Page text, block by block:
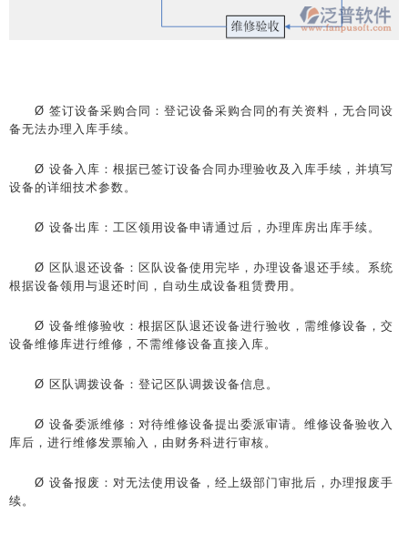
Ø 签订设备采购合同：登记设备采购合同的有关资料，无合同设
备无法办理入库手续。
Ø 设备入库：根据已签订设备合同办理验收及入库手续，并填写
设备的详细技术参数。
Ø 设备出库：工区领用设备申请通过后，办理库房出库手续。
Ø 区队退还设备：区队设备使用完毕，办理设备退还手续。系统
根据设备领用与退还时间，自动生成设备租赁费用。
Ø 设备维修验收：根据区队退还设备进行验收，需维修设备，交
设备维修库进行维修，不需维修设备直接入库。
Ø 区队调拨设备：登记区队调拨设备信息。
Ø 设备委派维修：对待维修设备提出委派审请。维修设备验收入
库后，进行维修发票输入，由财务科进行审核。
Ø 设备报废：对无法使用设备，经上级部门审批后，办理报废手
续。